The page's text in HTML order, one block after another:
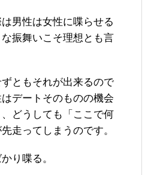
男性は女性に喋らせる
振舞いこそ理想とも言
ともそれが出来るので
デートそのものの機会
どうしても「ここで何
走ってしまうのです。
り喋る。